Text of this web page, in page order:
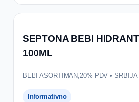
SEPTONA BEBI
100ML
BEBI ASORTIMAN,20% PDV • SRBIJA
Informativno